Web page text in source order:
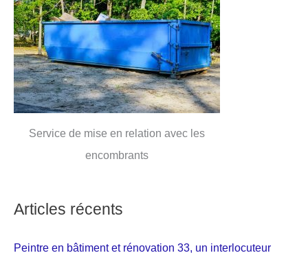
Service de mise en relation avec les
encombrants
Articles récents
Peintre en bâtiment et rénovation 33, un interlocuteur